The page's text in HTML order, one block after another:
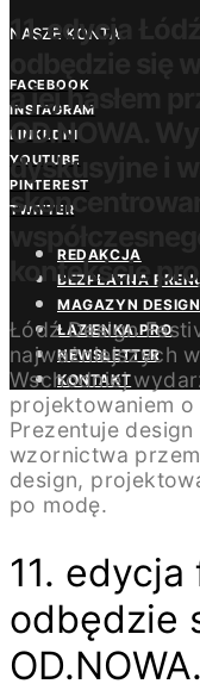
NASZE KONTA
FACEBOOK
INSTAGRAM
LINKEDIN
YOUTUBE
PINTEREST
TWITTER
REDAKCJA
BEZPŁATNA
MAGAZYN
ŁAZIENKA.PRO
NEWSLETTER
KONTAKT
11. edycja
a jej hasłem
OD.NOWA.
dyskusyjne i
kontekście
Łódź Design
najważniejszych
Wschodniej
projektowaniem
Prezentuje
wzornictwa
design,
po modę.
11.
odbędzie
OD.NOWA.